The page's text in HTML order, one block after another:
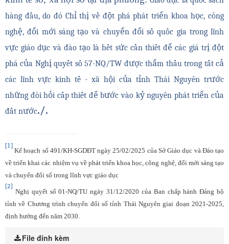
hàng đầu, do đó Chỉ thị về đột phá phát triển khoa học, công
nghệ, đổi mới sáng tạo và chuyển đổi số quốc gia trong lĩnh
vực giáo dục và đào tạo là hết sức cần thiết để các giá trị đột
phá của Nghị quyết số 57-NQ/TW được thẩm thấu trong tất cả
các lĩnh vực kinh tế - xã hội của tỉnh Thái Nguyên trước
những đòi hỏi cấp thiết để bước vào kỷ nguyên phát triển của
đất nước./.
[1]
Kế hoạch số 491/KH-SGDĐT ngày 25/02/2025 của Sở Giáo dục và Đào tạo
về triển khai các nhiệm vụ về phát triển khoa học, công nghệ, đổi mới sáng tạo
và chuyển đổi số trong lĩnh vực giáo dục
[2]
Nghị quyết số 01-NQ/TU ngày 31/12/2020 của Ban chấp hành Đảng bộ
tỉnh về Chương trình chuyển đổi số tỉnh Thái Nguyên giai đoạn 2021-2025,
định hướng đến năm 2030.
File đính kèm